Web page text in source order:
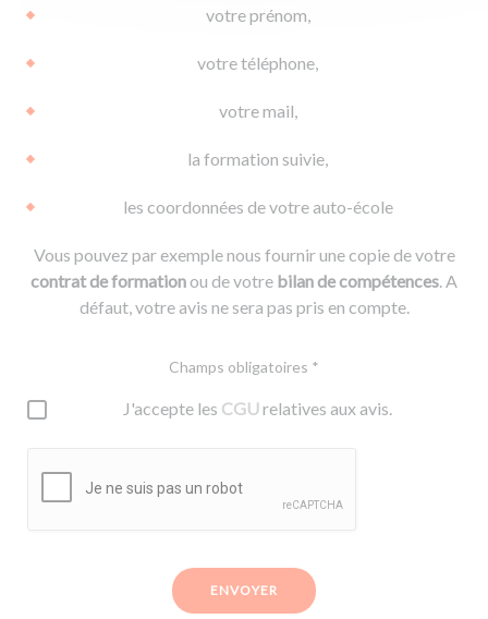
votre prénom,
votre téléphone,
votre mail,
la formation suivie,
les coordonnées de votre auto-école
Vous pouvez par exemple nous fournir une copie de votre
contrat de formationou de votre bilan de compétences. A
défaut, votre avis ne sera pas pris en compte.
Champs obligatoires *
J'accepte les CGUrelatives aux avis.
ENVOYER